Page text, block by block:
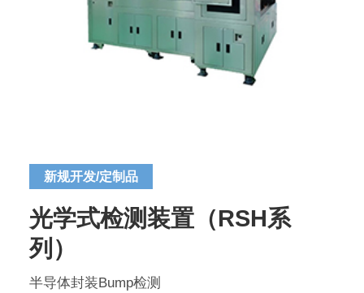
新规开发/定制品
光学式检测装置（RSH系
列）
半导体封装Bump检测